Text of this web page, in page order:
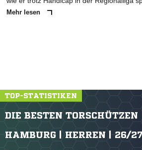
Mehr lesen
TOP-STATISTIKEN
DIE BESTEN TORSCHÜTZEN
HAMBURG | HERREN | 26/27